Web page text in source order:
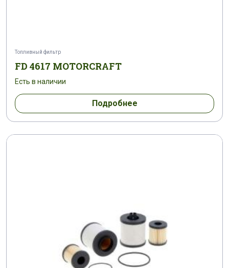
Топливный фильтр
FD 4617 MOTORCRAFT
Есть в наличии
Подробнее